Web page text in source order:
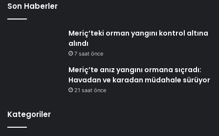
Son Haberler
Meriç’teki orman yangını kontrol altına
alındı
7 saat önce
Meriç’te anız yangını ormana sıçradı:
Havadan ve karadan müdahale sürüyor
21 saat önce
Kategoriler